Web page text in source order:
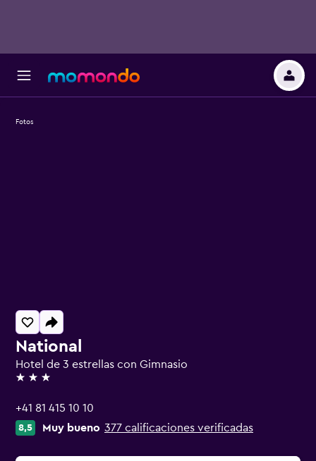
National
Hotel de 3 estrellas con Gimnasio
3 estrellas
+41 81 415 10 10
8,5 Muy bueno 377 calificaciones verificadas
Fotos